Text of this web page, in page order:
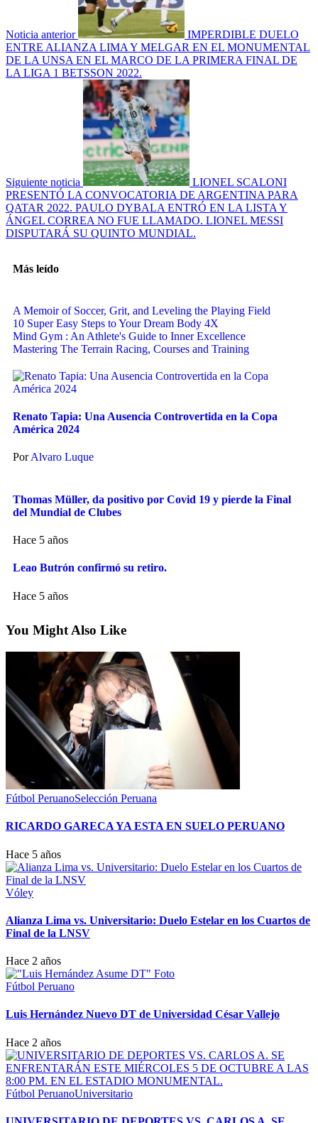
Noticia anterior
IMPERDIBLE DUELO
ENTRE ALIANZA LIMA Y MELGAR EN EL MONUMENTAL
DE LA UNSA EN EL MARCO DE LA PRIMERA FINAL DE
LA LIGA 1 BETSSON 2022.
Siguiente noticia
LIONEL SCALONI
PRESENTÓ LA CONVOCATORIA DE ARGENTINA PARA
QATAR 2022. PAULO DYBALA ENTRÓ EN LA LISTA Y
ÁNGEL CORREA NO FUE LLAMADO. LIONEL MESSI
DISPUTARÁ SU QUINTO MUNDIAL.
Más leído
A Memoir of Soccer, Grit, and Leveling the Playing Field
10 Super Easy Steps to Your Dream Body 4X
Mind Gym : An Athlete's Guide to Inner Excellence
Mastering The Terrain Racing, Courses and Training
Renato Tapia: Una Ausencia Controvertida en la Copa
América 2024
PorAlvaro Luque
Thomas Müller, da positivo por Covid 19 y pierde la Final
del Mundial de Clubes
Hace 5 años
Leao Butrón confirmó su retiro.
Hace 5 años
You Might Also Like
Fútbol PeruanoSelección Peruana
RICARDO GARECA YA ESTA EN SUELO PERUANO
Hace 5 años
Vóley
Alianza Lima vs. Universitario: Duelo Estelar en los Cuartos de
Final de la LNSV
Hace 2 años
Fútbol Peruano
Luis Hernández Nuevo DT de Universidad César Vallejo
Hace 2 años
Fútbol PeruanoUniversitario